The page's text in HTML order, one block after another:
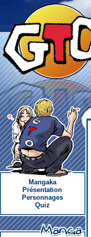
Mangaka
Présentation
Personnages
Quiz